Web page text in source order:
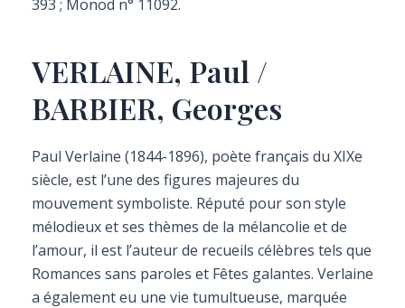
393 ; Monod n° 11092.
VERLAINE, Paul /
BARBIER, Georges
Paul Verlaine (1844-1896), poète français du XIXe
siècle, est l’une des figures majeures du
mouvement symboliste. Réputé pour son style
mélodieux et ses thèmes de la mélancolie et de
l’amour, il est l’auteur de recueils célèbres tels que
Romances sans paroles et Fêtes galantes. Verlaine
a également eu une vie tumultueuse, marquée